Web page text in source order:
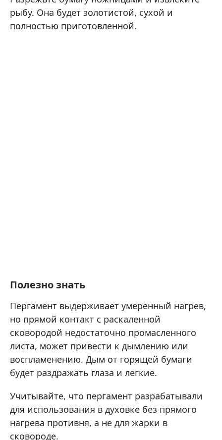
рыбу. Она будет золотистой, сухой и
полностью приготовленной.
Полезно знать
Пергамент выдерживает умеренный нагрев,
но прямой контакт с раскаленной
сковородой недостаточно промасленного
листа, может привести к дымлению или
воспламенению. Дым от горящей бумаги
будет раздражать глаза и легкие.
Учитывайте, что пергамент разрабатывали
для использования в духовке без прямого
нагрева противня, а не для жарки в
сковороде.